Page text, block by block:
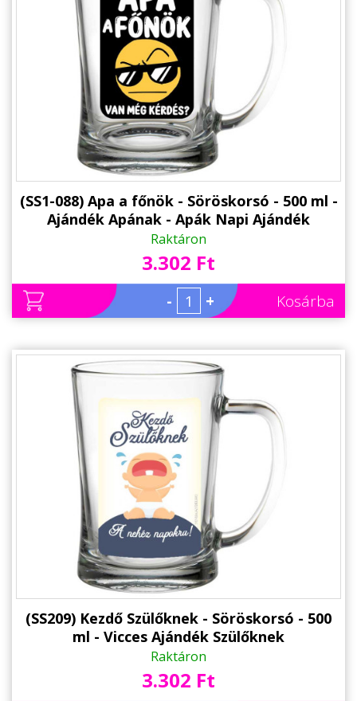
Állatos ajándéktárgyak
(SS1-088) Apa a főnök - Söröskorsó - 500 ml -
Ajándék Apának - Apák Napi Ajándék
Raktáron
3.302 Ft
- + Kosárba
(SS209) Kezdő Szülőknek - Söröskorsó - 500
ml - Vicces Ajándék Szülőknek
Raktáron
3.302 Ft